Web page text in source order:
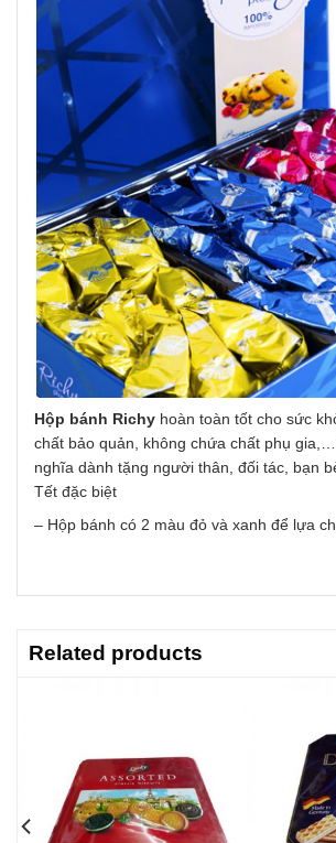
Hộp bánh Richy hoàn toàn tốt cho sức
chất bảo quản, không chứa chất phụ
nghĩa dành tặng người thân, đối tác, bạn
Tết đặc biệt
– Hộp bánh có 2 màu đỏ và xanh để lựa
Related products